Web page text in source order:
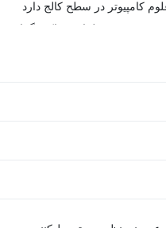
علوم کامپیوتر در سطح کالج دارد
اندازی کرده است که در